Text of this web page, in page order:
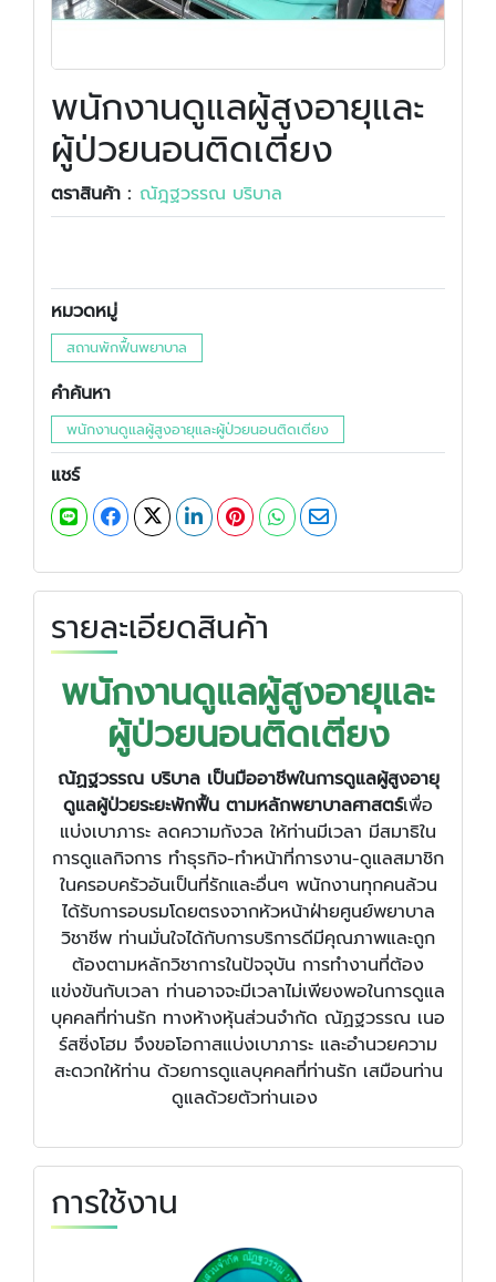
พนักงานดูแลผู้สูงอายุและ
ผู้ป่วยนอนติดเตียง
ตราสินค้า : ณัฎฐวรรณ บริบาล
หมวดหมู่
สถานพักฟื้นพยาบาล
คำค้นหา
พนักงานดูแลผู้สูงอายุและผู้ป่วยนอนติดเตียง
แชร์
รายละเอียดสินค้า
พนักงานดูแลผู้สูงอายุและ
ผู้ป่วยนอนติดเตียง
ณัฏฐวรรณ บริบาล เป็นมืออาชีพในการดูแลผู้สูงอายุ
ดูแลผู้ป่วยระยะพักฟื้น ตามหลักพยาบาลศาสตร์เพื่อ
แบ่งเบาภาระ ลดความกังวล ให้ท่านมีเวลา มีสมาธิใน
การดูแลกิจการ ทำธุรกิจ-ทำหน้าที่การงาน-ดูแลสมาชิก
ในครอบครัวอันเป็นที่รักและอื่นๆ พนักงานทุกคนล้วน
ได้รับการอบรมโดยตรงจากหัวหน้าฝ่ายศูนย์พยาบาล
วิชาชีพ ท่านมั่นใจได้กับการบริการดีมีคุณภาพและถูก
ต้องตามหลักวิชาการในปัจจุบัน การทำงานที่ต้อง
แข่งขันกับเวลา ท่านอาจจะมีเวลาไม่เพียงพอในการดูแล
บุคคลที่ท่านรัก ทางห้างหุ้นส่วนจำกัด ณัฏฐวรรณ เนอ
ร์สซิ่งโฮม จึงขอโอกาสแบ่งเบาภาระ และอำนวยความ
สะดวกให้ท่าน ด้วยการดูแลบุคคลที่ท่านรัก เสมือนท่าน
ดูแลด้วยตัวท่านเอง
การใช้งาน